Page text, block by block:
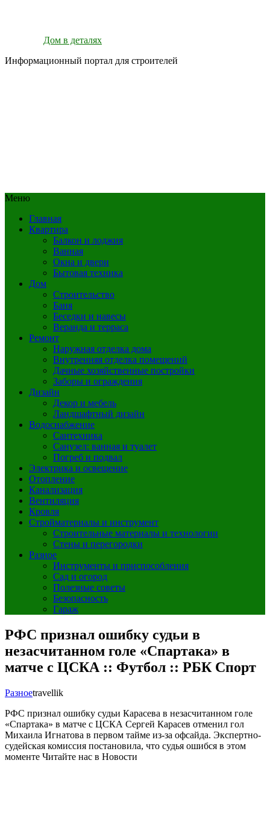
Дом в деталях
Информационный портал для строителей
Меню
Главная
Квартира
Балкон и лоджия
Ванная
Окна и двери
Бытовая техника
Дом
Строительство
Баня
Беседки и навесы
Веранда и терраса
Ремонт
Наружная отделка дома
Внутренняя отделка помещений
Дачные хозяйственные постройки
Заборы и ограждения
Дизайн
Декор и мебель
Ландшафтный дизайн
Водоснабжение
Сантехника
Санузел: ванная и туалет
Погреб и подвал
Электрика и освещение
Отопление
Канализация
Вентиляция
Кровля
Стройматериалы и инструмент
Строительные материалы и технологии
Стены и перегородки
Разное
Инструменты и приспособления
Сад и огород
Полезные советы
Безопасность
Гараж
РФС признал ошибку судьи в
незасчитанном голе «Спартака» в
матче с ЦСКА :: Футбол :: РБК Спорт
Разноеtravellik
РФС признал ошибку судьи Карасева в незасчитанном голе
«Спартака» в матче с ЦСКА Сергей Карасев отменил гол
Михаила Игнатова в первом тайме из-за офсайда. Экспертно-
судейская комиссия постановила, что судья ошибся в этом
моменте Читайте нас в Новости